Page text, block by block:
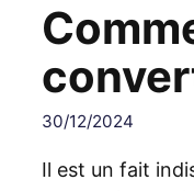
30/12/2024
Il est un fait